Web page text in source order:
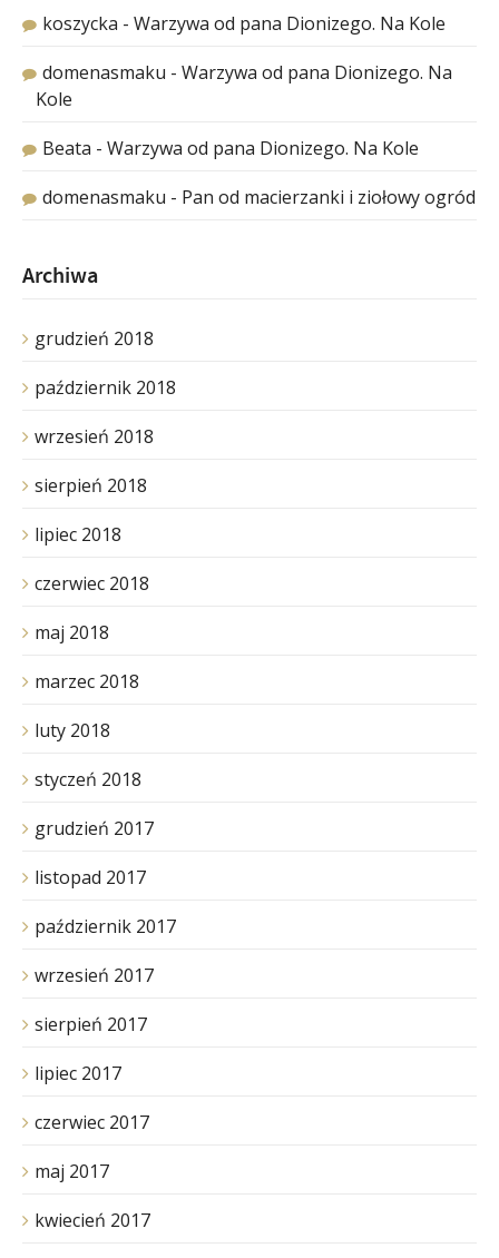
koszycka - Warzywa od pana Dionizego. Na Kole
domenasmaku - Warzywa od pana Dionizego. Na
Kole
Beata - Warzywa od pana Dionizego. Na Kole
domenasmaku - Pan od macierzanki i ziołowy ogród
Archiwa
grudzień 2018
październik 2018
wrzesień 2018
sierpień 2018
lipiec 2018
czerwiec 2018
maj 2018
marzec 2018
luty 2018
styczeń 2018
grudzień 2017
listopad 2017
październik 2017
wrzesień 2017
sierpień 2017
lipiec 2017
czerwiec 2017
maj 2017
kwiecień 2017